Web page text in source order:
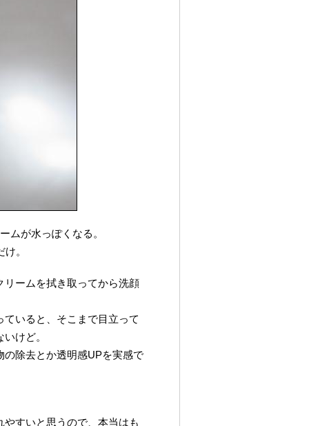
ムが水っぽくなる。
。
ームを拭き取ってから洗顔
いると、そこまで目立って
けど。
の除去とか透明感UPを実感で
すいと思うので、本当はも